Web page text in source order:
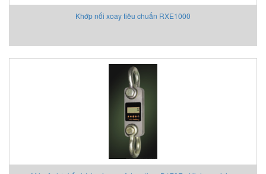
Khớp nối xoay tiêu chuẩn RXE1000